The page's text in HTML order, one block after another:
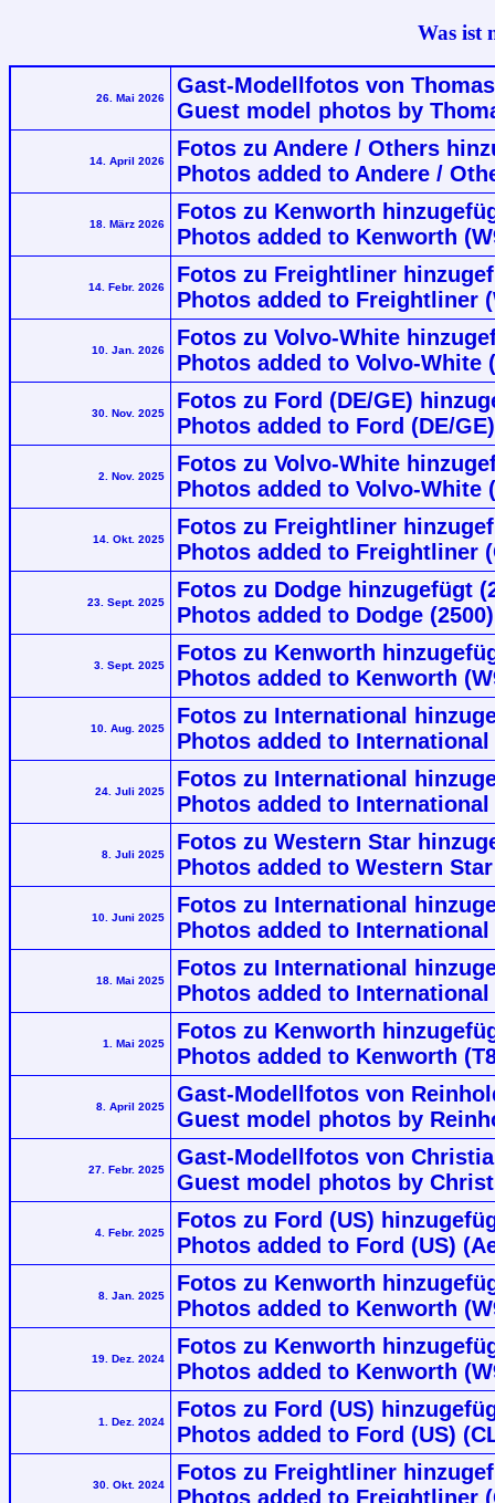
Was ist
26. Mai 2026
Gast-Modellfotos von
Guest model photos by
14. April 2026
Fotos zu Andere / Others
Photos added to Andere /
18. März 2026
Fotos zu Kenworth
Photos added to Kenworth
14. Febr. 2026
Fotos zu Freightliner
Photos added to Freightliner
10. Jan. 2026
Fotos zu Volvo-White
Photos added to Volvo-White
30. Nov. 2025
Fotos zu Ford (DE/GE)
Photos added to Ford (DE/
2. Nov. 2025
Fotos zu Volvo-White
Photos added to Volvo-White
14. Okt. 2025
Fotos zu Freightliner
Photos added to Freightliner
23. Sept. 2025
Fotos zu Dodge hinzugefügt
Photos added to Dodge (2500)
3. Sept. 2025
Fotos zu Kenworth
Photos added to Kenworth
10. Aug. 2025
Fotos zu International
Photos added to
24. Juli 2025
Fotos zu International
Photos added to International
8. Juli 2025
Fotos zu Western Star
Photos added to Western
10. Juni 2025
Fotos zu International
Photos added to International
18. Mai 2025
Fotos zu International
Photos added to
1. Mai 2025
Fotos zu Kenworth
Photos added to Kenworth
8. April 2025
Gast-Modellfotos von
Guest model photos by
27. Febr. 2025
Gast-Modellfotos von
Guest model photos by
4. Febr. 2025
Fotos zu Ford (US)
Photos added to Ford (US)
8. Jan. 2025
Fotos zu Kenworth
Photos added to Kenworth
19. Dez. 2024
Fotos zu Kenworth
Photos added to Kenworth
1. Dez. 2024
Fotos zu Ford (US)
Photos added to Ford (US)
30. Okt. 2024
Fotos zu Freightliner
Photos added to Freightliner